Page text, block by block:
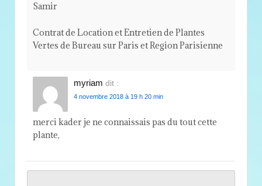
Samir
Contrat de Location et Entretien de Plantes
Vertes de Bureau sur Paris et Region Parisienne
myriam dit :
4 novembre 2018 à 19 h 20 min
merci kader je ne connaissais pas du tout cette
plante,